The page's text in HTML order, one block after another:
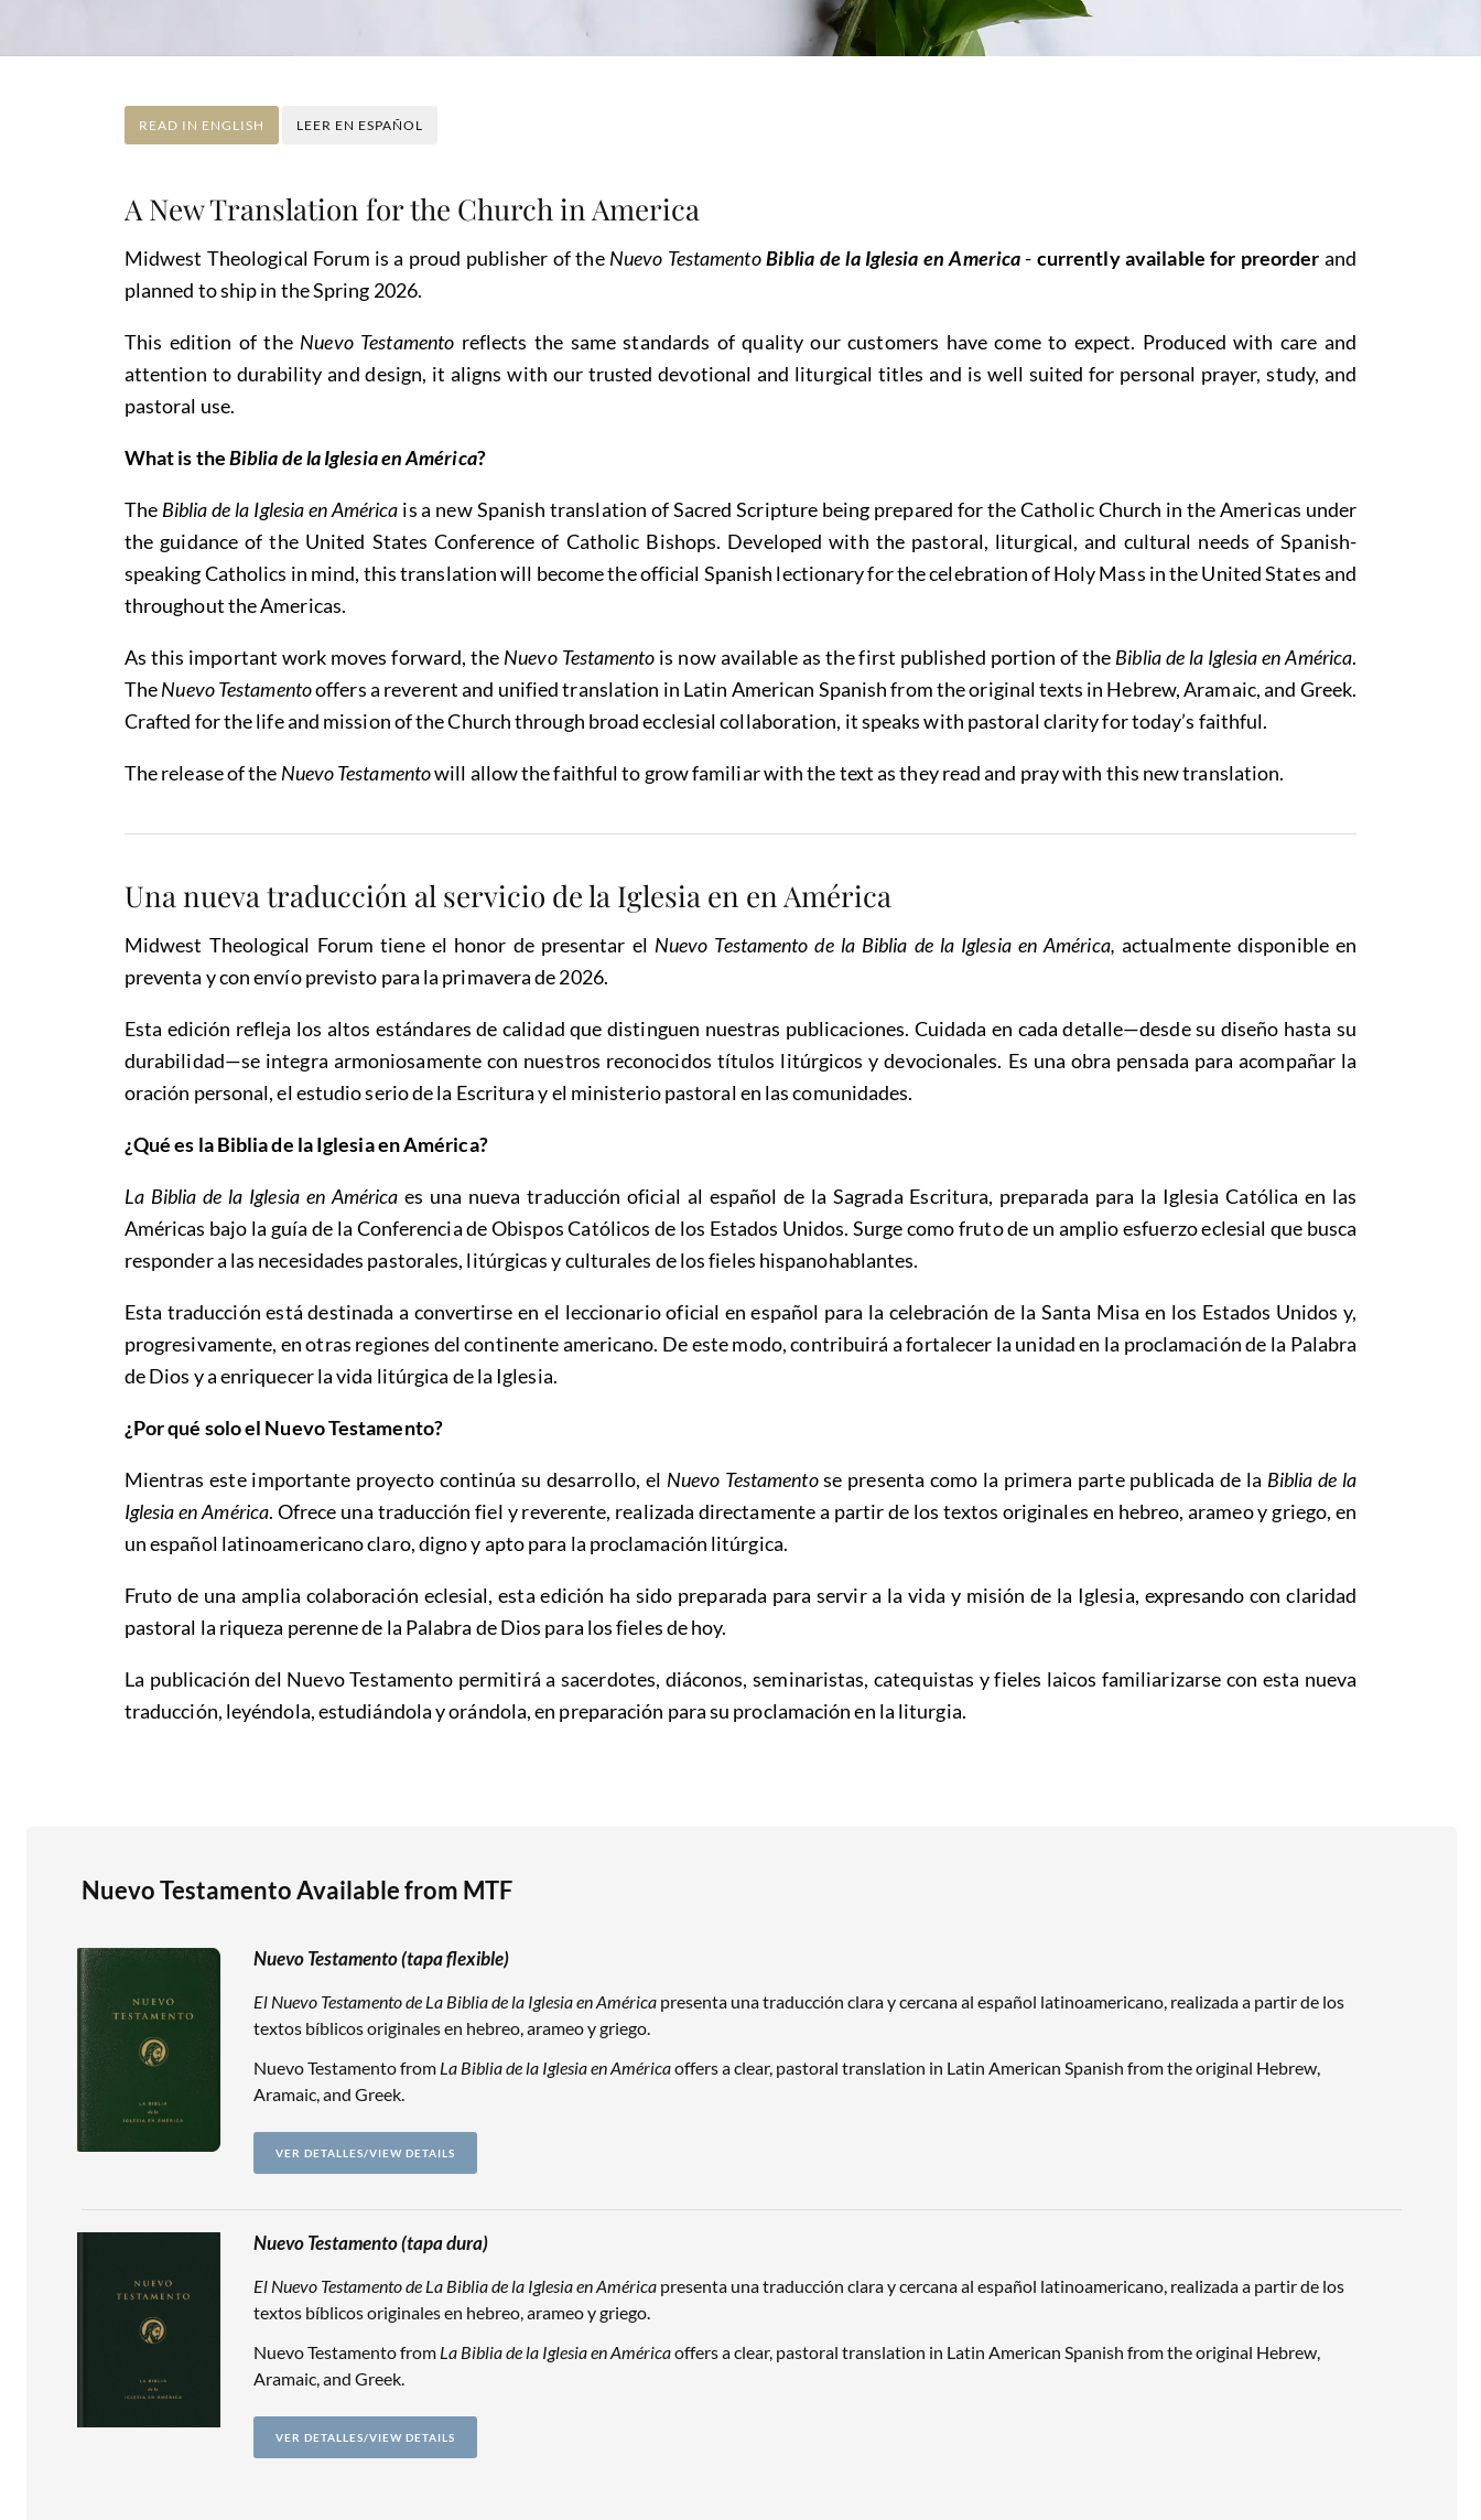
READ IN ENGLISH LEER EN ESPAÑOL
A New Translation for the Church in America
Midwest Theological Forum is a proud publisher of the Nuevo TestamentoBiblia de la Iglesia en America- currently available for preorder and
planned to ship in the Spring 2026.
This edition of the Nuevo Testamento reflects the same standards of quality our customers have come to expect. Produced with care and
attention to durability and design, it aligns with our trusted devotional and liturgical titles and is well suited for personal prayer, study, and
pastoral use.
What is theBiblia de la Iglesia en América?
The Biblia de la Iglesia en América is a new Spanish translation of Sacred Scripture being prepared for the Catholic Church in the Americas under
the guidance of the United States Conference of Catholic Bishops. Developed with the pastoral, liturgical, and cultural needs of Spanish-
speaking Catholics in mind, this translation will become the official Spanish lectionary for the celebration of Holy Mass in the United States and
throughout the Americas.
As this important work moves forward, the Nuevo Testamento is now available as the first published portion of the Biblia de la Iglesia en América.
TheNuevo Testamentooffers a reverent and unified translation in Latin American Spanish from the original texts in Hebrew, Aramaic, and Greek.
Crafted for the life and mission of the Church through broad ecclesial collaboration, it speaks with pastoral clarity for today’s faithful.
The release of the Nuevo Testamentowill allow the faithful to grow familiar with the text as they read and pray with this new translation.
Una nueva traducción al servicio de la Iglesia en en América
Midwest Theological Forum tiene el honor de presentar el Nuevo Testamento de la Biblia de la Iglesia en América, actualmente disponible en
preventa y con envío previsto para la primavera de 2026.
Esta edición refleja los altos estándares de calidad que distinguen nuestras publicaciones. Cuidada en cada detalle—desde su diseño hasta su
durabilidad—se integra armoniosamente con nuestros reconocidos títulos litúrgicos y devocionales. Es una obra pensada para acompañar la
oración personal, el estudio serio de la Escritura y el ministerio pastoral en las comunidades.
¿Qué es la Biblia de la Iglesia en América?
La Biblia de la Iglesia en América es una nueva traducción oficial al español de la Sagrada Escritura, preparada para la Iglesia Católica en las
Américas bajo la guía de la Conferencia de Obispos Católicos de los Estados Unidos. Surge como fruto de un amplio esfuerzo eclesial que busca
responder a las necesidades pastorales, litúrgicas y culturales de los fieles hispanohablantes.
Esta traducción está destinada a convertirse en el leccionario oficial en español para la celebración de la Santa Misa en los Estados Unidos y,
progresivamente, en otras regiones del continente americano. De este modo, contribuirá a fortalecer la unidad en la proclamación de la Palabra
de Dios y a enriquecer la vida litúrgica de la Iglesia.
¿Por qué solo el Nuevo Testamento?
Mientras este importante proyecto continúa su desarrollo, el Nuevo Testamentose presenta como la primera parte publicada de la Biblia de la
Iglesia en América. Ofrece una traducción fiel y reverente, realizada directamente a partir de los textos originales en hebreo, arameo y griego, en
un español latinoamericano claro, digno y apto para la proclamación litúrgica.
Fruto de una amplia colaboración eclesial, esta edición ha sido preparada para servir a la vida y misión de la Iglesia, expresando con claridad
pastoral la riqueza perenne de la Palabra de Dios para los fieles de hoy.
La publicación del Nuevo Testamento permitirá a sacerdotes, diáconos, seminaristas, catequistas y fieles laicos familiarizarse con esta nueva
traducción, leyéndola, estudiándola y orándola, en preparación para su proclamación en la liturgia.
Nuevo Testamento Available from MTF
Nuevo Testamento (tapa flexible)
El Nuevo Testamento de La Biblia de la Iglesia en Américapresenta una traducción clara y cercana al español latinoamericano, realizada a partir de los
textos bíblicos originales en hebreo, arameo y griego.
Nuevo Testamento from La Biblia de la Iglesia en Américaoffers a clear, pastoral translation in Latin American Spanish from the original Hebrew,
Aramaic, and Greek.
VER DETALLES/VIEW DETAILS
Nuevo Testamento (tapa dura)
El Nuevo Testamento de La Biblia de la Iglesia en Américapresenta una traducción clara y cercana al español latinoamericano, realizada a partir de los
textos bíblicos originales en hebreo, arameo y griego.
Nuevo Testamento from La Biblia de la Iglesia en Américaoffers a clear, pastoral translation in Latin American Spanish from the original Hebrew,
Aramaic, and Greek.
VER DETALLES/VIEW DETAILS